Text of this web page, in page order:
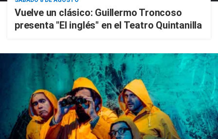
Vuelve un clásico: Guillermo Troncoso
presenta "El inglés" en el Teatro Quintanilla